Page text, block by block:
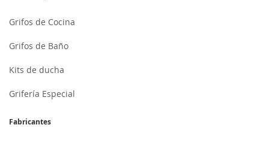
Grifos de Cocina
Grifos de Baño
Kits de ducha
Grifería Especial
Fabricantes